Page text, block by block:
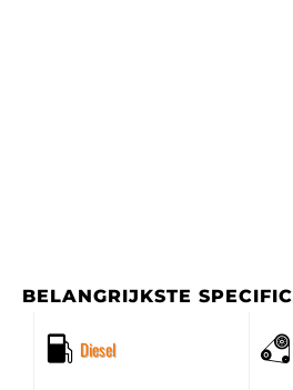
BELANGRIJKSTE
Diesel